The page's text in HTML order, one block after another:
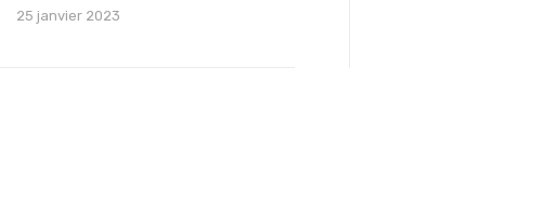
25 janvier 2023